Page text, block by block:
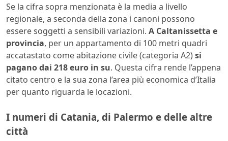
Se la cifra sopra menzionata è la media a livello
regionale, a seconda della zona i canoni possono
essere soggetti a sensibili variazioni. A Caltanissetta e
provincia, per un appartamento di 100 metri quadri
accatastato come abitazione civile (categoria A2)si
pagano dai 218 euro in su. Questa cifra rende l’appena
citato centro e la sua zona l’area più economica d’Italia
per quanto riguarda le locazioni.
I numeri di Catania, di Palermo e delle altre
città